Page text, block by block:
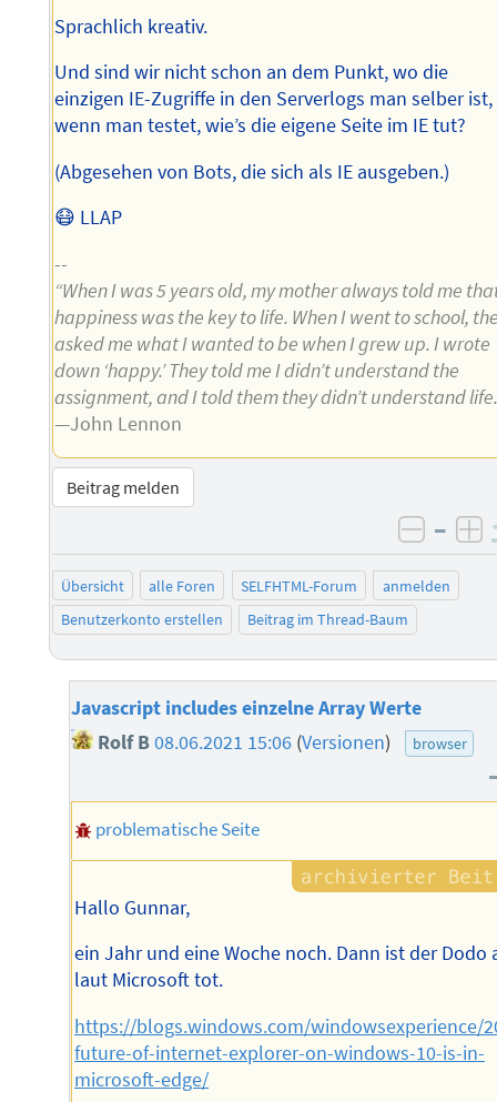
Sprachlich kreativ.
Und sind wir nicht schon an dem Punkt, wo die
einzigen IE-Zugriffe in den Serverlogs man selber ist,
wenn man testet, wie’s die eigene Seite im IE tut?
(Abgesehen von Bots, die sich als IE ausgeben.)
😷 LLAP
--
“When I was 5 years old, my mother always told me
happiness was the key to life. When I went to school,
asked me what I wanted to be when I grew up. I wrote
down ‘happy.’ They told me I didn’t understand the
assignment, and I told them they didn’t understand
—John Lennon
Beitrag melden
–
Übersicht alle Foren SELFHTML-Forum
anmelden
Benutzerkonto erstellen
Beitrag im Thread-Baum
Javascript includes einzelne Array Werte
Rolf B08.06.2021 15:06 (Versionen) browser
problematische Seite
Hallo Gunnar,
ein Jahr und eine Woche noch. Dann ist der Dodo
laut Microsoft tot.
https://blogs.windows.com/windowsexperience/
future-of-internet-explorer-on-windows-10-is-in-
microsoft-edge/